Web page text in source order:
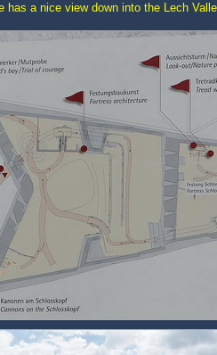
has a nice view down into the Lech